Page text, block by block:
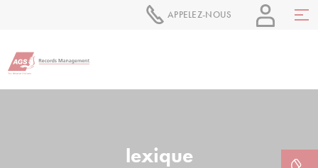
APPELEZ-NOUS
lexique